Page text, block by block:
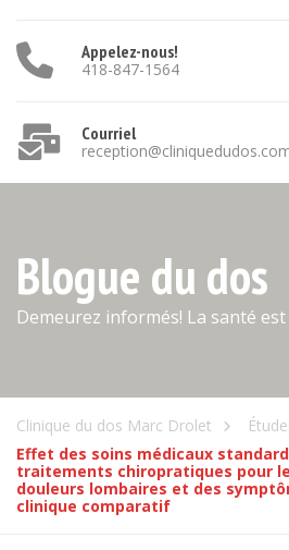
Appelez-nous!
418-847-1564
Courriel
Blogue du dos
Demeurez informés! La santé
Clinique du dos Marc Drolet
Effet des soins médicaux
traitements chiropratiques pour
douleurs lombaires et des
clinique comparatif